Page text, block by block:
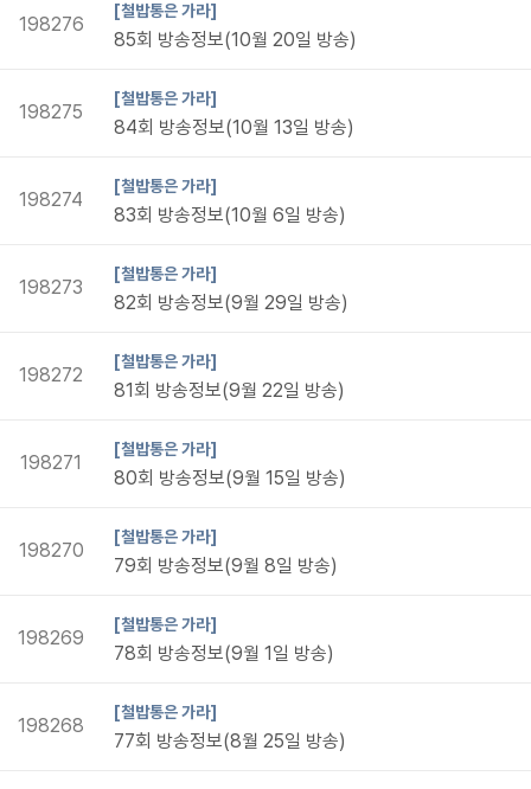
198276
[철밥통은 가라]
85회 방송정보(10월 20일 방송)
198275
[철밥통은 가라]
84회 방송정보(10월 13일 방송)
198274
[철밥통은 가라]
83회 방송정보(10월 6일 방송)
198273
[철밥통은 가라]
82회 방송정보(9월 29일 방송)
198272
[철밥통은 가라]
81회 방송정보(9월 22일 방송)
198271
[철밥통은 가라]
80회 방송정보(9월 15일 방송)
198270
[철밥통은 가라]
79회 방송정보(9월 8일 방송)
198269
[철밥통은 가라]
78회 방송정보(9월 1일 방송)
198268
[철밥통은 가라]
77회 방송정보(8월 25일 방송)